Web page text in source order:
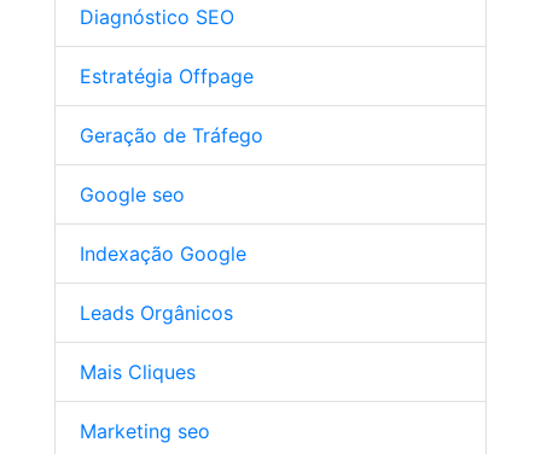
Diagnóstico SEO
Estratégia Offpage
Geração de Tráfego
Google seo
Indexação Google
Leads Orgânicos
Mais Cliques
Marketing seo